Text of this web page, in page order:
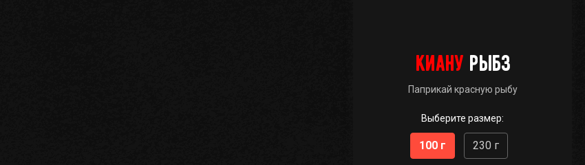
киану рыбз
Паприкай красную рыбу
Выберите размер:
100 г 230 г